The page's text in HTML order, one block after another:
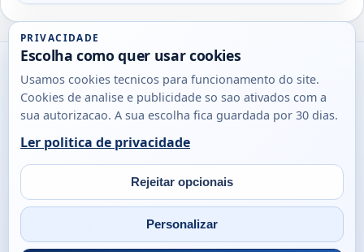
Utils
DB
Consultas
para
cidadaos,
em
SobrePrivacidade
Campos
Email
PRIVACIDADE
Escolha como quer usar cookies
Usamos cookies tecnicos para funcionamento do site.
Cookies de analise e publicidade so sao ativados com a
sua autorizacao. A sua escolha fica guardada por 30 dias.
Ler politica de privacidade
Rejeitar opcionais
Personalizar